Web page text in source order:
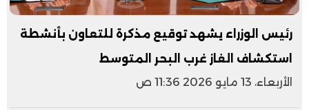
رئيس الوزراء يشهد توقيع مذكرة للتعاون بأنشطة
استكشاف الغاز غرب البحر المتوسط
الأربعاء، 13 مايو 2026 11:36 ص